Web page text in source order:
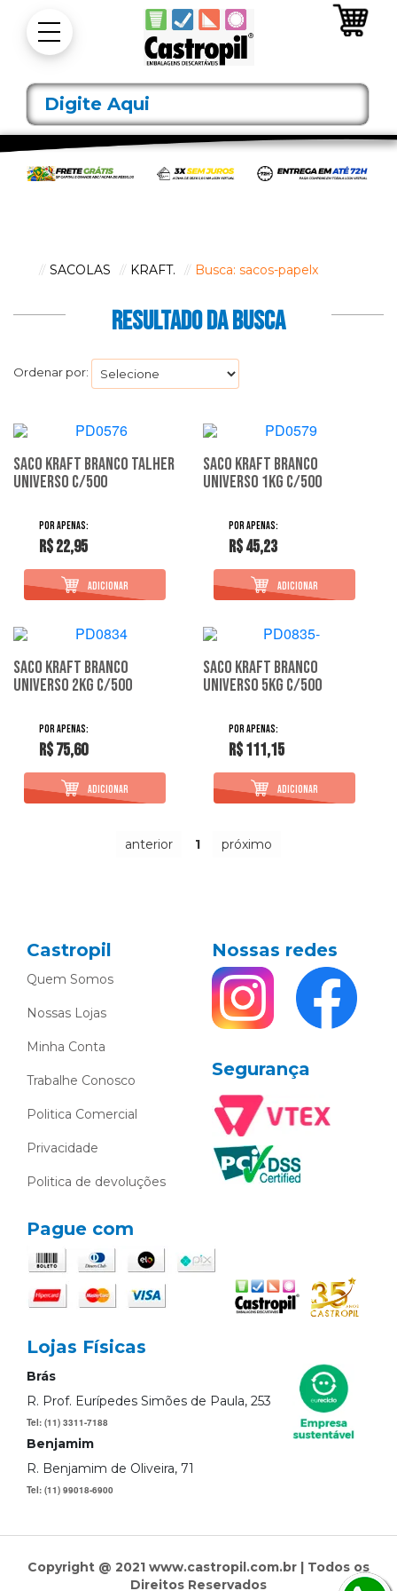
SACOLAS KRAFT. Busca: sacos-papelx
RESULTADO DA BUSCA
Ordenar por:
Saco Kraft Branco Talher
Universo C/500
R$ 22,95
Saco Kraft Branco
Universo 1Kg C/500
R$ 45,23
Saco Kraft Branco
Universo 2Kg C/500
R$ 75,60
Saco Kraft Branco
Universo 5Kg C/500
R$ 111,15
anterior 1 próximo
Castropil
Quem Somos
Nossas Lojas
Minha Conta
Trabalhe Conosco
Politica Comercial
Privacidade
Politica de devoluções
Nossas redes
Segurança
Pague com
Lojas Físicas
Brás
R. Prof. Eurípedes Simões de Paula, 253
Tel: (11) 3311-7188
Benjamim
R. Benjamim de Oliveira, 71
Tel: (11) 99018-6900
Copyright @ 2021 www.castropil.com.br | Todos os
Direitos Reservados